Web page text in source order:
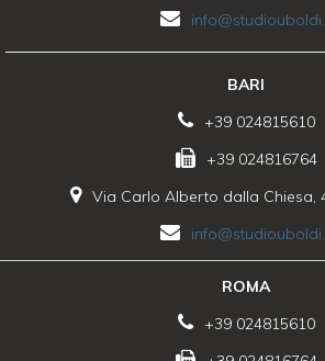
BARI
+39 024815610
+39 024816764
Via Carlo Alberto dalla Chiesa,
ROMA
+39 024815610